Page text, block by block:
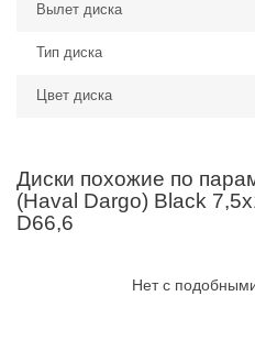
Вылет диска
Тип диска
Цвет диска
Диски похожие по
(Haval Dargo) Black
D66,6
Нет с